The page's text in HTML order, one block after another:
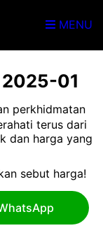
MENU
2025-01
perkhidmatan
terus dari
dan harga yang
sebut harga!